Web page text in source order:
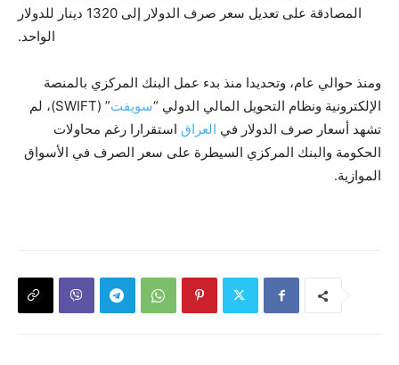
المصادقة على تعديل سعر صرف الدولار إلى 1320 دينار للدولار
الواحد.
ومنذ حوالي عام، وتحديدا منذ بدء عمل البنك المركزي بالمنصة
الإلكترونية ونظام التحويل المالي الدولي “سويفت
” (SWIFT)، لم
تشهد أسعار صرف الدولار في العراق استقرارا رغم محاولات
الحكومة والبنك المركزي السيطرة على سعر الصرف في الأسواق
الموازية.